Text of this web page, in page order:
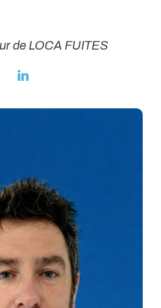
de LOCA FUITES